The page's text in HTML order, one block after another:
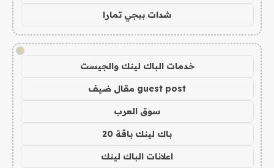
شدات ببجي تمارا
!
خدمات الباك لينك والجيست
guest post مقال ضيف
سوق العرب
باك لينك باقة 20
اعلانات الباك لينك